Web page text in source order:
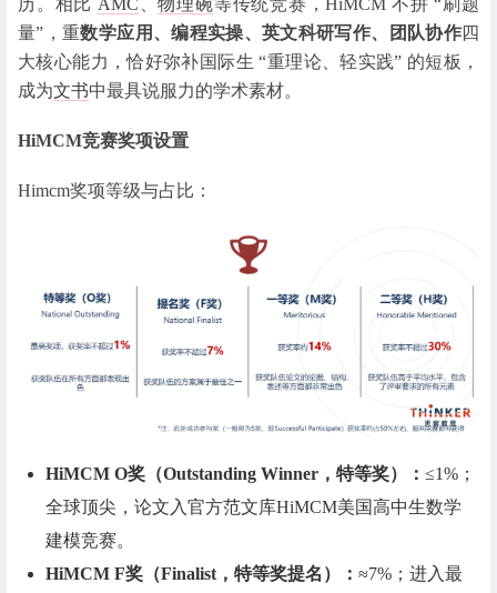
量”，重数学应用、编程实操、英文科研写作、团队协作四
大核心能力，恰好弥补国际生 “重理论、轻实践” 的短板，
成为文书中最具说服力的学术素材。
HiMCM竞赛奖项设置
Himcm奖项等级与占比：
HiMCM O奖（Outstanding Winner，特等奖）：≤1%；
全球顶尖，论文入官方范文库HiMCM美国高中生数学
建模竞赛。
HiMCM F奖（Finalist，特等奖提名）：≈7%；进入最